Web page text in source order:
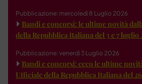
Pubblicazione: mercoledì 8 Luglio 2026
Bandi e concorsi: le ultime novità
della Repubblica Italiana del 3 e 7 luglio
Pubblicazione: venerdì 3 Luglio 2026
Bandi e concorsi: ecco le ultime
Ufficiale della Repubblica Italiana del